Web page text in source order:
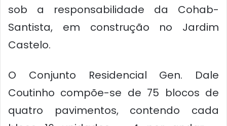
sob a responsabilidade da Cohab-
Santista, em construção no Jardim
Castelo.
O Conjunto Residencial Gen. Dale
Coutinho compõe-se de 75 blocos de
quatro pavimentos, contendo cada